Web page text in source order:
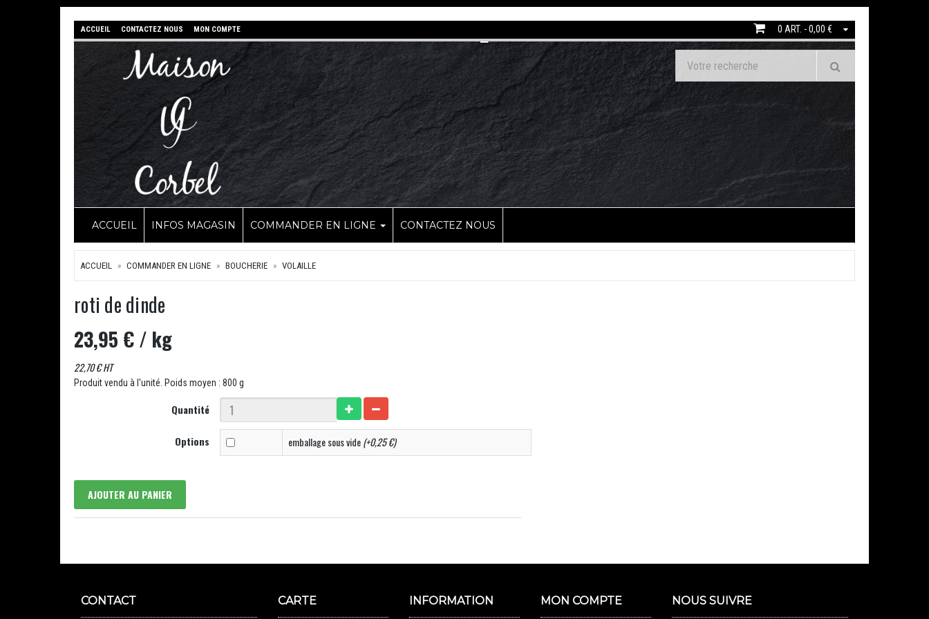
ACCUEIL CONTACTEZ NOUS MON COMPTE 0 ART. - 0,00 €
ACCUEIL INFOS MAGASIN COMMANDER EN LIGNE CONTACTEZ NOUS
ACCUEIL COMMANDER EN LIGNE BOUCHERIE VOLAILLE
roti de dinde
23,95 €/ kg
22,70 € HT
Produit vendu à l'unité. Poids moyen : 800 g
Quantité
Options emballage sous vide(+0,25 €)
AJOUTER AU PANIER
CONTACT CARTE INFORMATION MON COMPTE NOUS SUIVRE